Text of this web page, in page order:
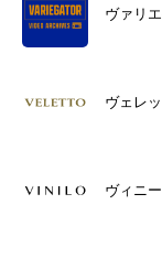
ヴァリ
ヴェレ
ヴィニ